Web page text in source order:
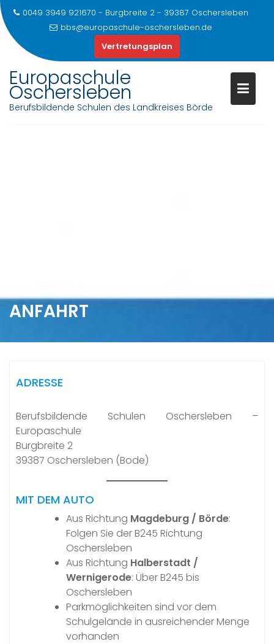
0049 3949 921670 - Burgbreite 2 - 39387 Oschersleben
bbs@europaschule-oschersleben.de
Vertretungsplan
Europaschule
Oschersleben
Berufsbildende Schulen des Landkreises Börde
ANFAHRT
ADRESSE
Berufsbildende Schulen Oschersleben –
Europaschule
Burgbreite 2
39387 Oschersleben (Bode)
MIT DEM AUTO
Aus Richtung Magdeburg / Börde:
Folgen Sie der B245 Richtung
Oschersleben
Aus Richtung Halberstadt /
Wernigerode: Über B245 bis
Oschersleben
Parkmöglichkeiten sind vor dem
Schulgelände in ausreichender Menge
vorhanden